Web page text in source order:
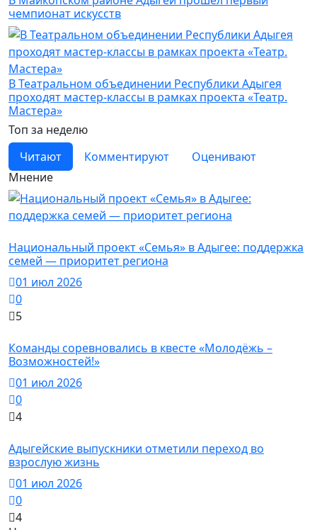
чемпионат искусств
В Театральном объединении Республики Адыгея
проходят мастер-классы в рамках проекта «Театр.
Мастера»
Топ за неделю
Читают
Комментируют
Оценивают
Мнение
Национальный проект «Семья» в Адыгее: поддержка
семей — приоритет региона
01 июл 2026
0
5
Команды соревновались в квесте «Молодёжь –
Возможностей!»
01 июл 2026
0
4
Адыгейские выпускники отметили переход во
взрослую жизнь
01 июл 2026
0
4